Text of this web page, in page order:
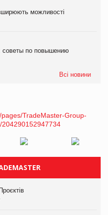
можливості
по повышению
Всі новини